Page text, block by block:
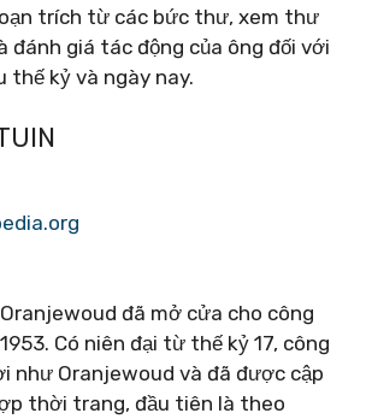
trích từ các bức thư, xem thư
đánh giá tác động của ông đối với
thế kỷ và ngày nay.
đã mở cửa cho công
Có niên đại từ thế kỷ 17, công
như Oranjewoud và đã được cập
thời trang, đầu tiên là theo